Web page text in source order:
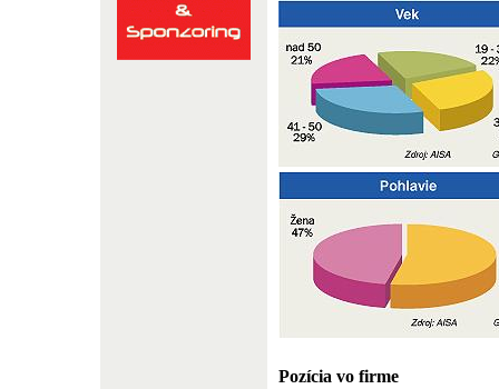
Pozícia vo firme